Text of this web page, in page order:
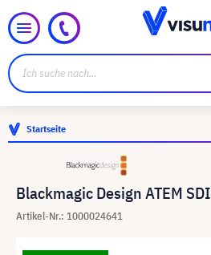
Startseite
Blackmagic Design ATEM SDI
Artikel-Nr.: 1000024641